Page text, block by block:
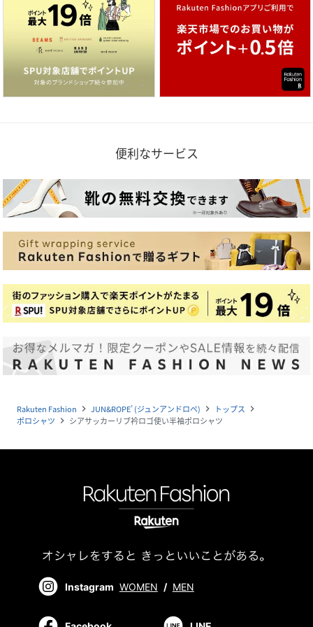
便利なサービス
Rakuten Fashion navigate_next JUN&ROPE’ (ジュンアンドロペ) navigate_next トップス navigate_next
ポロシャツ navigate_next シアサッカーリブ衿ロゴ使い半袖ポロシャツ
Instagram WOMEN / MEN